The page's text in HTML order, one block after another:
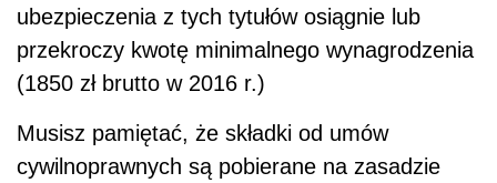
ubezpieczenia z tych tytułów osiągnie lub
przekroczy kwotę minimalnego wynagrodzenia
(1850 zł brutto w 2016 r.)
Musisz pamiętać, że składki od umów
cywilnoprawnych są pobierane na zasadzie